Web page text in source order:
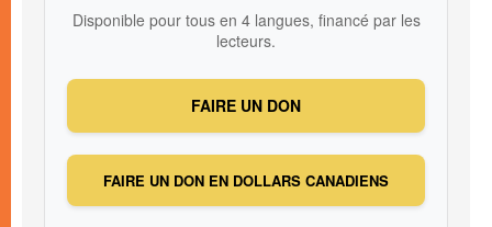
Disponible pour tous en 4 langues, financé par les
lecteurs.
FAIRE UN DON
FAIRE UN DON EN DOLLARS CANADIENS